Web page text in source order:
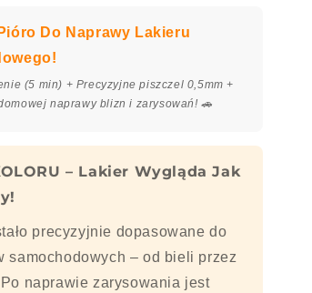
Do Naprawy Lakieru
(5 min) + Precyzyjne piszczel 0,5mm +
naprawy blizn i zarysowań! 🚗
– Lakier Wygląda Jak
precyzyjnie dopasowane do
– od bieli przez
naprawie zarysowania jest